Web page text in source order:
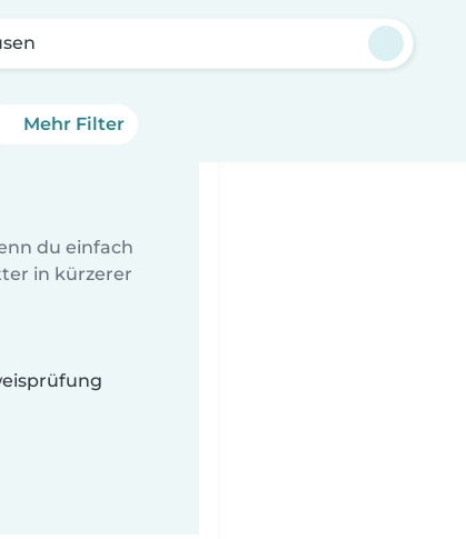
Mehr Filter
du einfach
in kürzerer